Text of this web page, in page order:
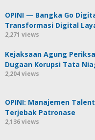
OPINI — Bangka Go
Transformasi Digital
2,271 views
Kejaksaan Agung
Dugaan Korupsi Tata
2,204 views
OPINI: Manajemen
Terjebak Patronase
2,136 views